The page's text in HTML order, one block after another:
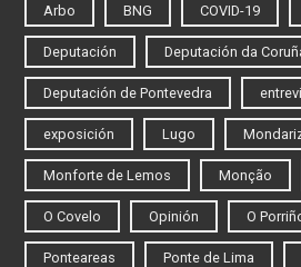
Arbo BNG COVID-19
Deputación Deputación da
Deputación de Pontevedra
exposición Lugo
Monforte de Lemos Monção
O Covelo Opinión O
Ponteareas Ponte de Lima